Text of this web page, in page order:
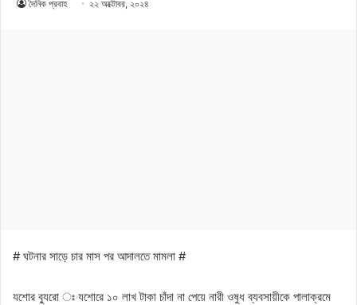
দৈনিক প্রবাহ ২২ অক্টোবর, ২০২৪
# ঘটনার সাড়ে চার মাস পর আদালতে মামলা #
যশোর ব্যুরো ঃ যশোরে ১০ লাখ টাকা চাঁদা না পেয়ে নারী ওষুধ ব্যবসায়ীকে পালাক্রমে